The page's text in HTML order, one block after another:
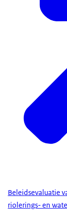
Beleidsevaluatie
riolerings- en